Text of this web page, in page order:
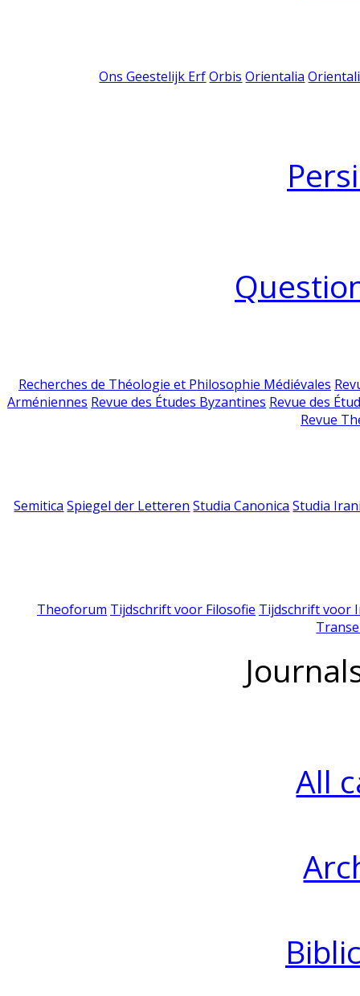
Ons Geestelijk Erf Orbis Orientalia
Recherches de Théologie et Philosophie Médiévales
Arméniennes Revue des Études Byzantines Revue des
Revue
Semitica Spiegel der Letteren Studia Canonica Studia
Theoforum Tijdschrift voor Filosofie Tijdschrift voor
All